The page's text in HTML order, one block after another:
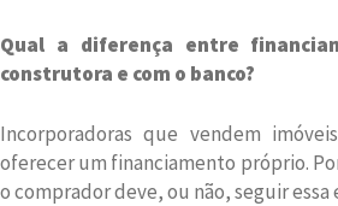
Qual a diferença entre
construtora e com o banco?
Incorporadoras que vendem
oferecer um financiamento próprio.
o comprador deve, ou não, seguir essa